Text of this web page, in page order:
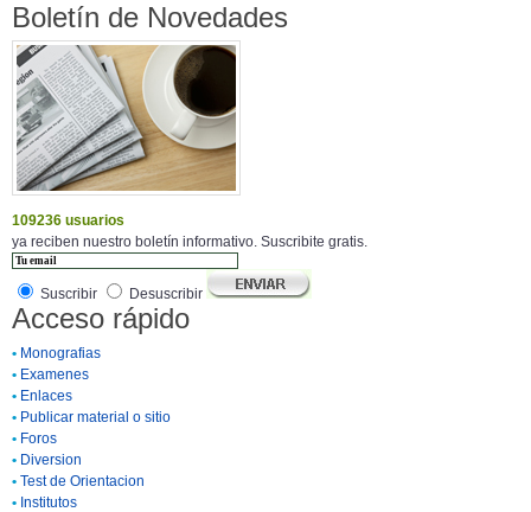
Boletín de Novedades
109236 usuarios
ya reciben nuestro boletín informativo. Suscribite gratis.
Suscribir Desuscribir
Acceso rápido
• Monografias
• Examenes
• Enlaces
• Publicar material o sitio
• Foros
• Diversion
• Test de Orientacion
• Institutos